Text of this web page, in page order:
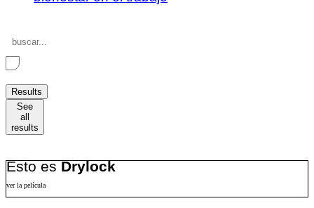
Search
...
Results
See
all
results
Esto esDrylock
ver la película